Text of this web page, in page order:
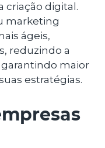
criação digital.
marketing
ágeis,
reduzindo a
maior
estratégias.